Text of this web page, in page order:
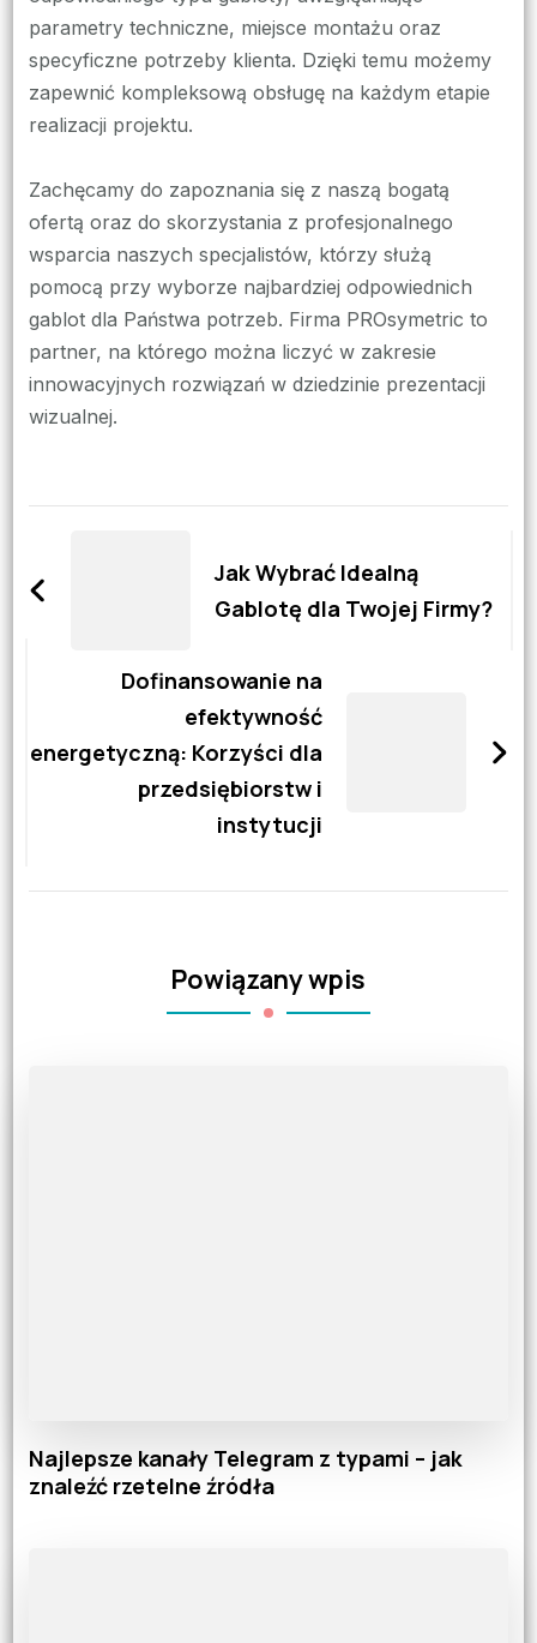
parametry techniczne, miejsce montażu oraz
specyficzne potrzeby klienta. Dzięki temu możemy
zapewnić kompleksową obsługę na każdym etapie
realizacji projektu.
Zachęcamy do zapoznania się z naszą bogatą
ofertą oraz do skorzystania z profesjonalnego
wsparcia naszych specjalistów, którzy służą
pomocą przy wyborze najbardziej odpowiednich
gablot dla Państwa potrzeb. Firma PROsymetric to
partner, na którego można liczyć w zakresie
innowacyjnych rozwiązań w dziedzinie prezentacji
wizualnej.
wpisy
Jak Wybrać Idealną
Gablotę dla Twojej Firmy?
Dofinansowanie na
efektywność
energetyczną: Korzyści dla
przedsiębiorstw i
instytucji
Powiązany wpis
Najlepsze kanały Telegram z typami – jak
znaleźć rzetelne źródła